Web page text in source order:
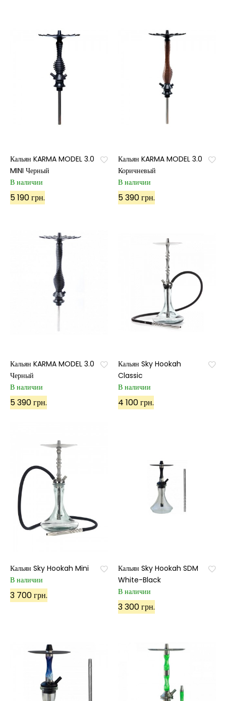
Кальян KARMA MODEL 3.0
MINI Черный
В наличии
5 190 грн.
Кальян KARMA MODEL 3.0
Коричневый
В наличии
5 390 грн.
Кальян KARMA MODEL 3.0
Черный
В наличии
5 390 грн.
Кальян Sky Hookah
Classic
В наличии
4 100 грн.
Кальян Sky Hookah Mini
В наличии
3 700 грн.
Кальян Sky Hookah SDM
White-Black
В наличии
3 300 грн.